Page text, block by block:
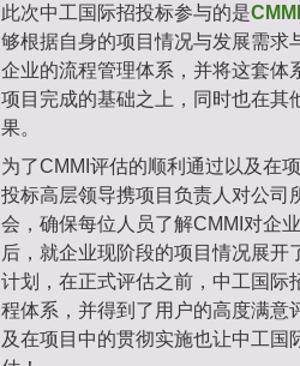
此次中工国际招投标参与的是
够根据自身的项目情况与发展需求
企业的流程管理体系，并将这套体
项目完成的基础之上，同时也在其
果。
为了CMMI评估的顺利通过以及在
投标高层领导携项目负责人对公司
会，确保每位人员了解CMMI对企
后，就企业现阶段的项目情况展
计划，在正式评估之前，中工国际
程体系，并得到了用户的高度满意
及在项目中的贯彻实施也让中工国